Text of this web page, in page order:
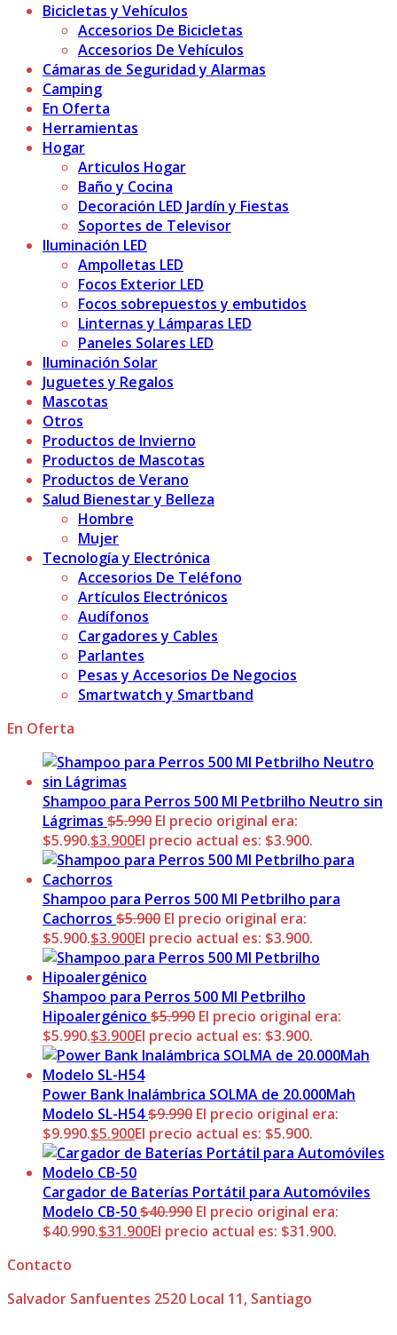
Bicicletas y Vehículos
Accesorios De Bicicletas
Accesorios De Vehículos
Cámaras de Seguridad y Alarmas
Camping
En Oferta
Herramientas
Hogar
Articulos Hogar
Baño y Cocina
Decoración LED Jardín y Fiestas
Soportes de Televisor
Iluminación LED
Ampolletas LED
Focos Exterior LED
Focos sobrepuestos y embutidos
Linternas y Lámparas LED
Paneles Solares LED
Iluminación Solar
Juguetes y Regalos
Mascotas
Otros
Productos de Invierno
Productos de Mascotas
Productos de Verano
Salud Bienestar y Belleza
Hombre
Mujer
Tecnología y Electrónica
Accesorios De Teléfono
Artículos Electrónicos
Audífonos
Cargadores y Cables
Parlantes
Pesas y Accesorios De Negocios
Smartwatch y Smartband
En Oferta
Shampoo para Perros 500 Ml Petbrilho Neutro sin
Lágrimas $5.990 El precio original era:
$5.990.$3.900El precio actual es: $3.900.
Shampoo para Perros 500 Ml Petbrilho para
Cachorros $5.900 El precio original era:
$5.900.$3.900El precio actual es: $3.900.
Shampoo para Perros 500 Ml Petbrilho
Hipoalergénico $5.990 El precio original era:
$5.990.$3.900El precio actual es: $3.900.
Power Bank Inalámbrica SOLMA de 20.000Mah
Modelo SL-H54$9.990 El precio original era:
$9.990.$5.900El precio actual es: $5.900.
Cargador de Baterías Portátil para Automóviles
Modelo CB-50$40.990 El precio original era:
$40.990.$31.900El precio actual es: $31.900.
Contacto
Salvador Sanfuentes 2520 Local 11, Santiago